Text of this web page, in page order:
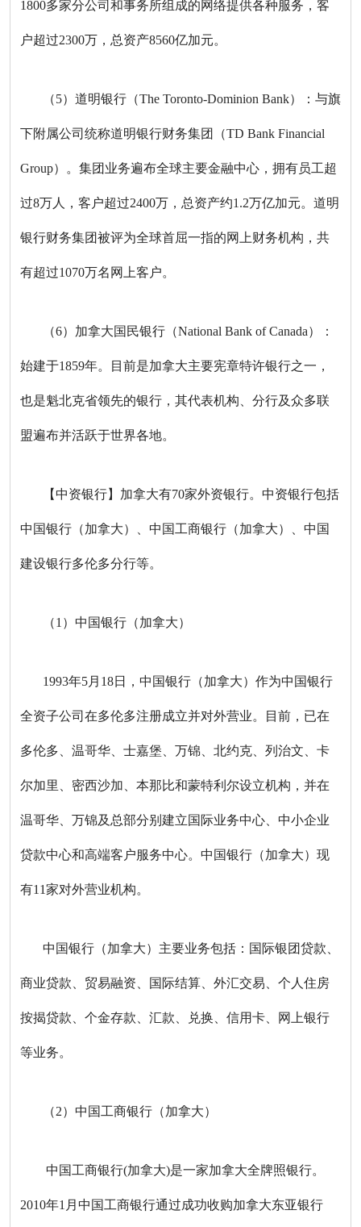
1800多家分公司和事务所组成的网络提供各种服务，客
户超过2300万，总资产8560亿加元。
（5）道明银行（The Toronto-Dominion Bank）：与旗
下附属公司统称道明银行财务集团（TD Bank Financial
Group）。集团业务遍布全球主要金融中心，拥有员工超
过8万人，客户超过2400万，总资产约1.2万亿加元。道明
银行财务集团被评为全球首屈一指的网上财务机构，共
有超过1070万名网上客户。
（6）加拿大国民银行（National Bank of Canada）：
始建于1859年。目前是加拿大主要宪章特许银行之一，
也是魁北克省领先的银行，其代表机构、分行及众多联
盟遍布并活跃于世界各地。
【中资银行】加拿大有70家外资银行。中资银行包括
中国银行（加拿大）、中国工商银行（加拿大）、中国
建设银行多伦多分行等。
（1）中国银行（加拿大）
1993年5月18日，中国银行（加拿大）作为中国银行
全资子公司在多伦多注册成立并对外营业。目前，已在
多伦多、温哥华、士嘉堡、万锦、北约克、列治文、卡
尔加里、密西沙加、本那比和蒙特利尔设立机构，并在
温哥华、万锦及总部分别建立国际业务中心、中小企业
贷款中心和高端客户服务中心。中国银行（加拿大）现
有11家对外营业机构。
中国银行（加拿大）主要业务包括：国际银团贷款、
商业贷款、贸易融资、国际结算、外汇交易、个人住房
按揭贷款、个金存款、汇款、兑换、信用卡、网上银行
等业务。
（2）中国工商银行（加拿大）
中国工商银行(加拿大)是一家加拿大全牌照银行。
2010年1月中国工商银行通过成功收购加拿大东亚银行